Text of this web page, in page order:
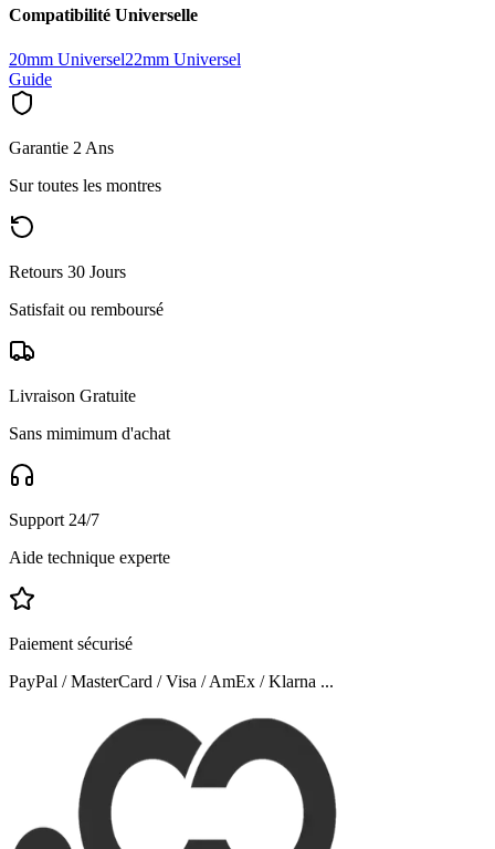
Compatibilité Universelle
20mm Universel22mm Universel
Guide
Garantie 2 Ans
Sur toutes les montres
Retours 30 Jours
Satisfait ou remboursé
Livraison Gratuite
Sans mimimum d'achat
Support 24/7
Aide technique experte
Paiement sécurisé
PayPal / MasterCard / Visa / AmEx / Klarna ...